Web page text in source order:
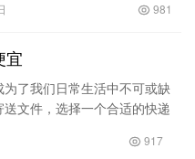
981
宜
了我们日常生活中不可或缺
文件，选择一个合适的快递
917